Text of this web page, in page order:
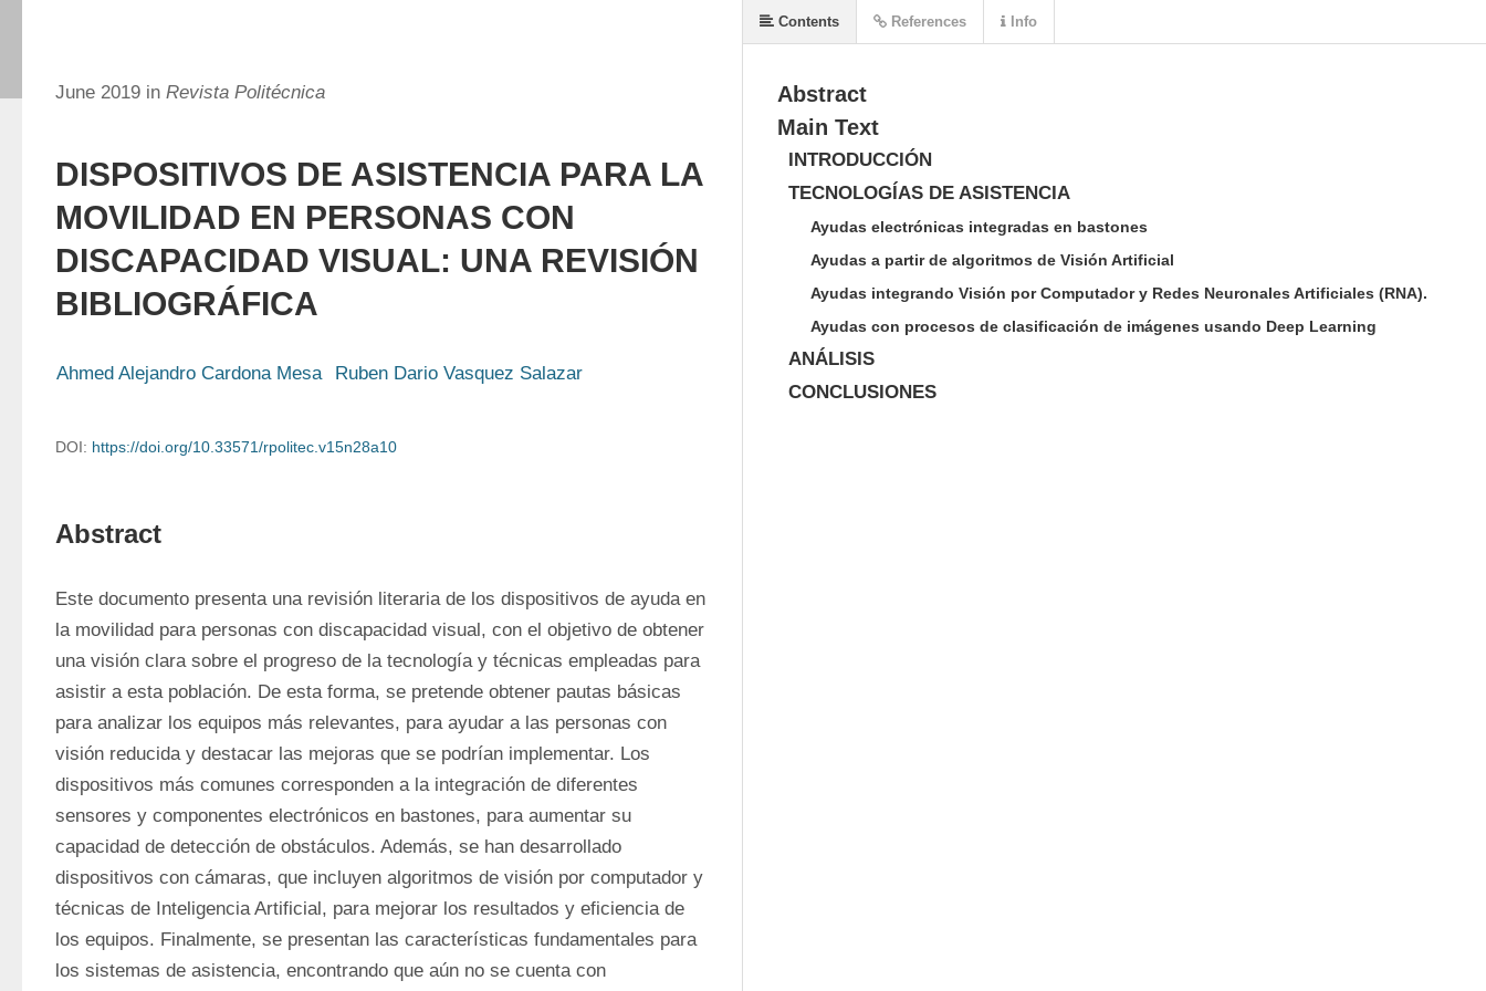
June 2019 in Revista Politécnica
DISPOSITIVOS DE ASISTENCIA PARA LA
MOVILIDAD EN PERSONAS CON
DISCAPACIDAD VISUAL: UNA REVISIÓN
BIBLIOGRÁFICA
Ahmed Alejandro Cardona Mesa Ruben Dario Vasquez Salazar
DOI: https://doi.org/10.33571/rpolitec.v15n28a10
Abstract
Este documento presenta una revisión literaria de los dispositivos de ayuda en
la movilidad para personas con discapacidad visual, con el objetivo de obtener
una visión clara sobre el progreso de la tecnología y técnicas empleadas para
asistir a esta población. De esta forma, se pretende obtener pautas básicas
para analizar los equipos más relevantes, para ayudar a las personas con
visión reducida y destacar las mejoras que se podrían implementar. Los
dispositivos más comunes corresponden a la integración de diferentes
sensores y componentes electrónicos en bastones, para aumentar su
capacidad de detección de obstáculos. Además, se han desarrollado
dispositivos con cámaras, que incluyen algoritmos de visión por computador y
técnicas de Inteligencia Artificial, para mejorar los resultados y eficiencia de
los equipos. Finalmente, se presentan las características fundamentales para
los sistemas de asistencia, encontrando que aún no se cuenta con
Abstract
Main Text
INTRODUCCIÓN
TECNOLOGÍAS DE ASISTENCIA
Ayudas electrónicas integradas en bastones
Ayudas a partir de algoritmos de Visión Artificial
Ayudas integrando Visión por Computador y Redes Neuronales Artificiales (RNA).
Ayudas con procesos de clasificación de imágenes usando Deep Learning
ANÁLISIS
CONCLUSIONES
Contents References Info